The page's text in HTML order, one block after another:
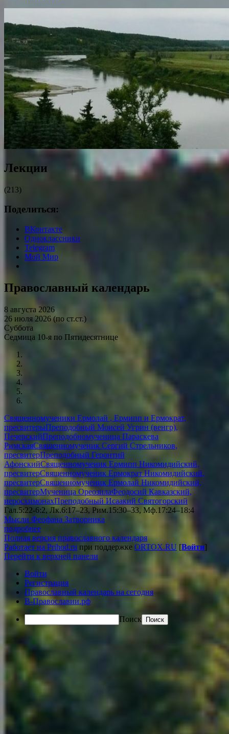
Лекции
(213)
Поделиться:
ВКонтакте
Одноклассники
Telegram
Мой Мир
Православный календарь
8 августа 2026
26 июля 2026 (по ст.ст.)
Суббота
Седмица 10-я по Пятидесятнице
Священномученики Ермолай , Ермипп и Ермократ,
пресвитерыПреподобный Моисей Угрин (венгр),
ПечерскийПреподобномученица Параскева
РимскаяСвященномученик Сергий Стрельников,
пресвитерПреподобный Геронтий
АфонскийСвященномученик Ермипп Никомидийский,
пресвитерСвященномученик Ермократ Никомидийский,
пресвитерСвященномученик Ермолай Никомидийский,
пресвитерМученица ОреозилаФеодосий Кавказский,
иеросхимонахПреподобный Исаакий Святогорский
Гал.5:22-6:2, Лк.6:17–23, Рим.15:30–33, Мф.17:24–18:4
Мысли Феофана Затворника
подробнее
Полная версия православного календаря
Работает на Prihod.ru при поддержке ORTOX.RU [Войти]
Перейти к верхней панели
Войти
Регистрация
Православный календарь на сегодня
В-Православии.рф
Поиск